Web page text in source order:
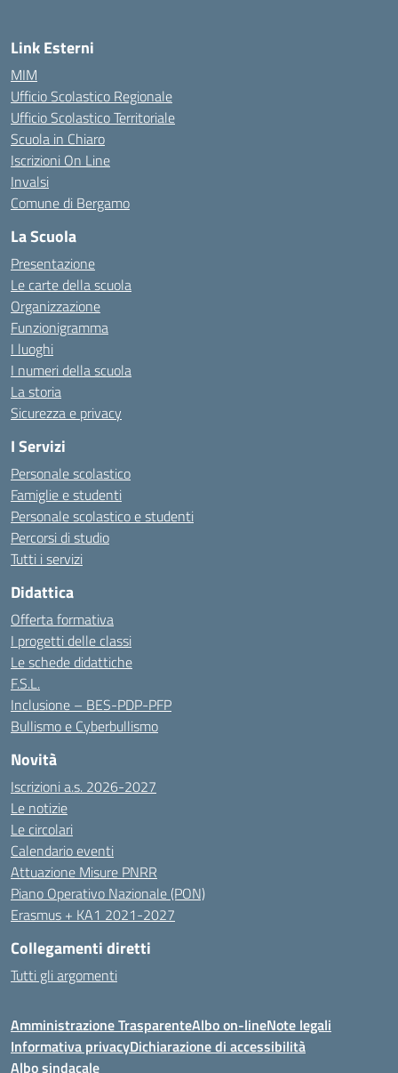
Link Esterni
MIM
Ufficio Scolastico Regionale
Ufficio Scolastico Territoriale
Scuola in Chiaro
Iscrizioni On Line
Invalsi
Comune di Bergamo
La Scuola
Presentazione
Le carte della scuola
Organizzazione
Funzionigramma
I luoghi
I numeri della scuola
La storia
Sicurezza e privacy
I Servizi
Personale scolastico
Famiglie e studenti
Personale scolastico e studenti
Percorsi di studio
Tutti i servizi
Didattica
Offerta formativa
I progetti delle classi
Le schede didattiche
F.S.L.
Inclusione – BES-PDP-PFP
Bullismo e Cyberbullismo
Novità
Iscrizioni a.s. 2026-2027
Le notizie
Le circolari
Calendario eventi
Attuazione Misure PNRR
Piano Operativo Nazionale (PON)
Erasmus + KA1 2021-2027
Collegamenti diretti
Tutti gli argomenti
Amministrazione TrasparenteAlbo on-lineNote legali
Informativa privacyDichiarazione di accessibilità
Albo sindacale